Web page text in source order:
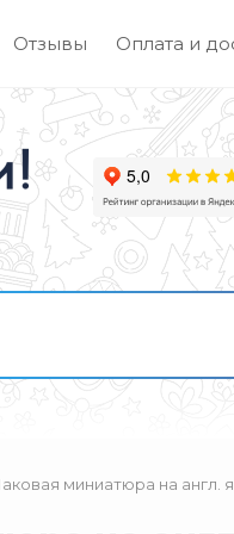
Отзывы Оплата и
миниатюра на англ.